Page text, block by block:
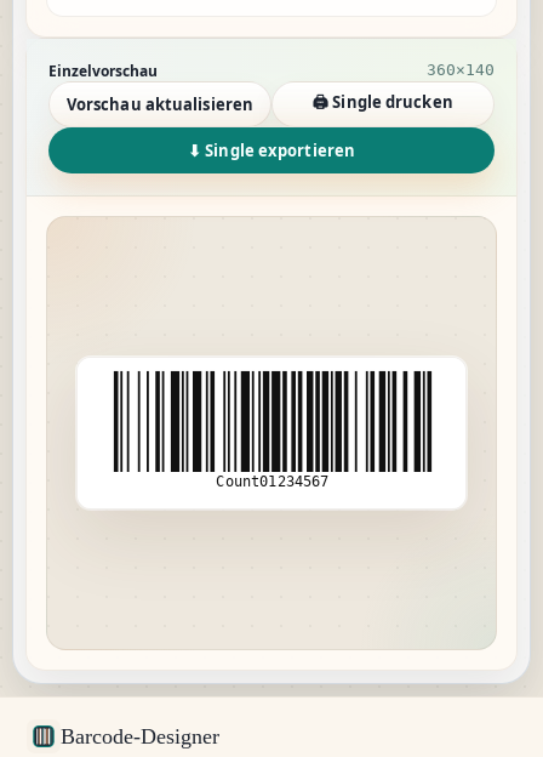
Einzelvorschau 360×140
Vorschau aktualisieren 🖨 Single drucken
⬇ Single exportieren
Count01234567
Barcode-Designer